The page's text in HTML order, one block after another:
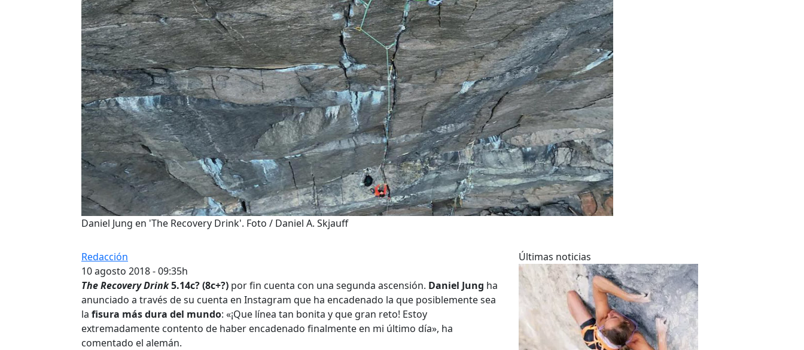
Daniel Jung en 'The Recovery Drink'. Foto / Daniel A. Skjauff
Redacción
10 agosto 2018 - 09:35h
The Recovery Drink5.14c? (8c+?) por fin cuenta con una segunda ascensión. Daniel Jung ha
anunciado a través de su cuenta en Instagram que ha encadenado la que posiblemente sea
la fisura más dura del mundo: «¡Que línea tan bonita y que gran reto! Estoy
extremadamente contento de haber encadenado finalmente en mi último día», ha
comentado el alemán.
Últimas noticias